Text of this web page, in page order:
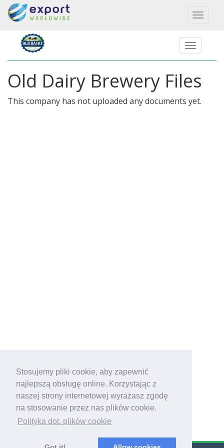
Stosujemy pliki cookie, aby zapewnić
najlepszą obsługę online. Korzystając z
naszej strony internetowej wyrażasz zgodę
na stosowanie przez nas plików cookie.
Polityka dot. plików cookie
Toggle
Old Dairy Brewery Files
This company has not uploaded any documents yet.